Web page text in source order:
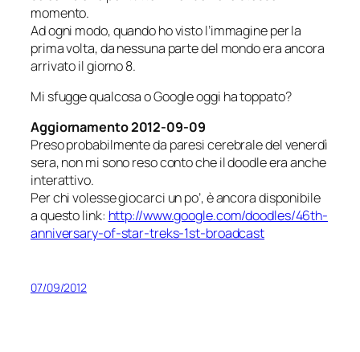
momento.
Ad ogni modo, quando ho visto l’immagine per la
prima volta, da nessuna parte del mondo era ancora
arrivato il giorno 8.
Mi sfugge qualcosa o Google oggi ha toppato?
Aggiornamento 2012-09-09
Preso probabilmente da paresi cerebrale del venerdì
sera, non mi sono reso conto che il doodle era anche
interattivo.
Per chi volessegiocarci un po’, è ancora disponibile
a questo link: http://www.google.com/doodles/46th-
anniversary-of-star-treks-1st-broadcast
07/09/2012